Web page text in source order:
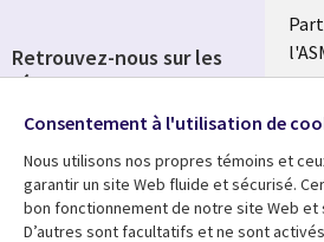
Ressources
Retrouvez-nous sur les
réseaux
Social
Media
FRANCE
Consentement à l'utilisation de
Nous utilisons nos propres témoins et
garantir un site Web fluide et sécurisé.
bon fonctionnement de notre site Web
D’autres sont facultatifs et ne sont